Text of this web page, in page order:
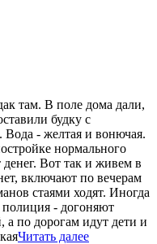
там. В поле дома дали,
будку с
- желтая и вонючая.
нормального
Вот так и живем в
включают по вечерам
стаями ходят. Иногда
полиция - догоняют
по дорогам идут дети и
Читать далее